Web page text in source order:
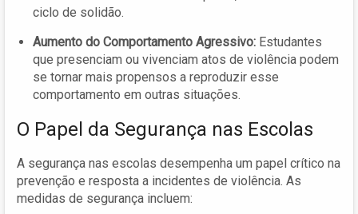
ciclo de solidão.
Aumento do Comportamento Agressivo: Estudantes
que presenciam ou vivenciam atos de violência podem
se tornar mais propensos a reproduzir esse
comportamento em outras situações.
O Papel da Segurança nas Escolas
A segurança nas escolas desempenha um papel crítico na
prevenção e resposta a incidentes de violência. As
medidas de segurança incluem: